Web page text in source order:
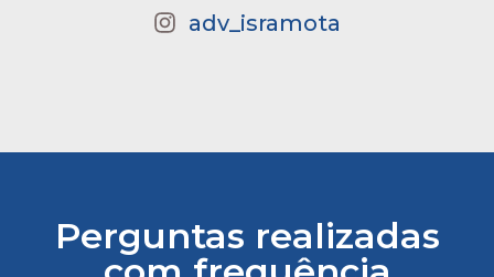
adv_isramota
Perguntas realizadas